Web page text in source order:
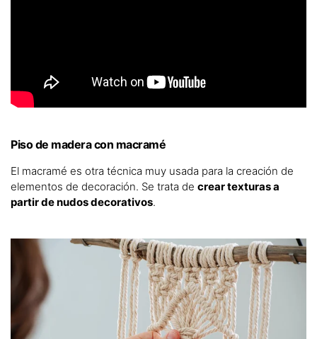
Piso de madera con macramé
El macramé es otra técnica muy usada para la creación de
elementos de decoración. Se trata de crear texturas a
partir de nudos decorativos.